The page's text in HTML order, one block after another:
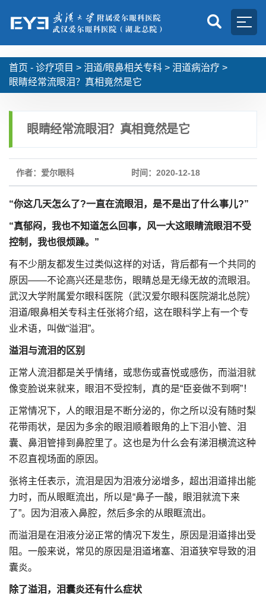
首页 - 诊疗项目 > 泪道/眼鼻相关专科 > 泪道病治疗 >
眼睛经常流眼泪？真相竟然是它
眼睛经常流眼泪？真相竟然是它
作者：爱尔眼科 时间：2020-12-18
“你这几天怎么了?一直在流眼泪，是不是出了什么事儿?”
“真郁闷，我也不知道怎么回事，风一大这眼睛流眼泪不受
控制，我也很烦躁。”
有不少朋友都发生过类似这样的对话，背后都有一个共同的
原因——不论高兴还是悲伤，眼睛总是无缘无故的流眼泪。
武汉大学附属爱尔眼科医院（武汉爱尔眼科医院湖北总院）
泪道/眼鼻相关专科主任张将介绍，这在眼科学上有一个专
业术语，叫做“溢泪”。
溢泪与流泪的区别
正常人流泪都是关乎情绪，或悲伤或喜悦或感伤，而溢泪就
像变脸说来就来，眼泪不受控制，真的是“臣妾做不到啊”！
正常情况下，人的眼泪是不断分泌的，你之所以没有随时梨
花带雨状，是因为多余的眼泪顺着眼角的上下泪小管、泪
囊、鼻泪管排到鼻腔里了。这也是为什么会有涕泪横流这种
不忍直视场面的原因。
张将主任表示，流泪是因为泪液分泌增多，超出泪道排出能
力时，而从眼眶流出，所以是“鼻子一酸，眼泪就流下来
了”。因为泪液入鼻腔，然后多余的从眼眶流出。
而溢泪是在泪液分泌正常的情况下发生，原因是泪道排出受
阻。一般来说，常见的原因是泪道堵塞、泪道狭窄导致的泪
囊炎。
除了溢泪，泪囊炎还有什么症状